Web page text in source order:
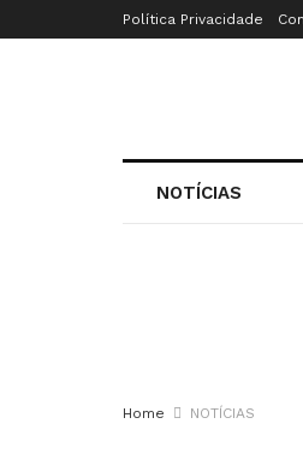
Política Privacidade
NOTÍCIAS
Home NOTÍCIAS